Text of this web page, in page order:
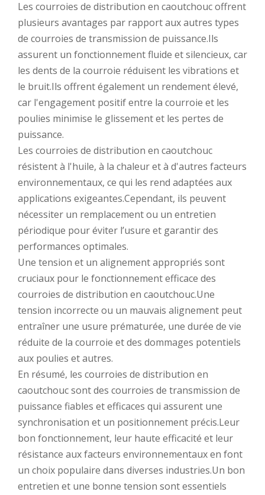
Les courroies de distribution en caoutchouc offrent
plusieurs avantages par rapport aux autres types
de courroies de transmission de puissance.Ils
assurent un fonctionnement fluide et silencieux, car
les dents de la courroie réduisent les vibrations et
le bruit.Ils offrent également un rendement élevé,
car l'engagement positif entre la courroie et les
poulies minimise le glissement et les pertes de
puissance.
Les courroies de distribution en caoutchouc
résistent à l'huile, à la chaleur et à d'autres facteurs
environnementaux, ce qui les rend adaptées aux
applications exigeantes.Cependant, ils peuvent
nécessiter un remplacement ou un entretien
périodique pour éviter l’usure et garantir des
performances optimales.
Une tension et un alignement appropriés sont
cruciaux pour le fonctionnement efficace des
courroies de distribution en caoutchouc.Une
tension incorrecte ou un mauvais alignement peut
entraîner une usure prématurée, une durée de vie
réduite de la courroie et des dommages potentiels
aux poulies et autres.
En résumé, les courroies de distribution en
caoutchouc sont des courroies de transmission de
puissance fiables et efficaces qui assurent une
synchronisation et un positionnement précis.Leur
bon fonctionnement, leur haute efficacité et leur
résistance aux facteurs environnementaux en font
un choix populaire dans diverses industries.Un bon
entretien et une bonne tension sont essentiels